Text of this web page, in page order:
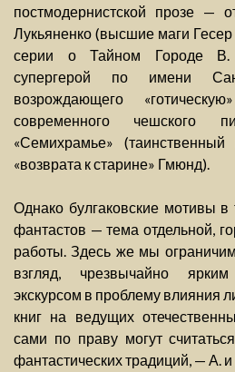
постмодернистской прозе —
Лукьяненко (высшие маги
серии о Тайном Городе В.
супергерой по имени
возрождающего
современного чешского
«Семихрамье»
«возврата к старине» Гмюнд).
Однако булгаковские мотивы в
фантастов — тема отдельной,
работы. Здесь же мы
взгляд, чрезвычайно
экскурсом в проблему влияния
книг на ведущих
сами по праву могут
фантастических традиций, — А. и